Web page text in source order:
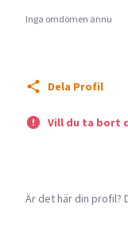
Inga omdömen ännu
Dela Profil
Vill du ta bort
Är det här din profil?